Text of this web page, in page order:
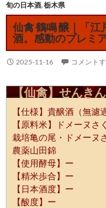
旬の日本酒,栃木県
仙禽 鶴鳴 醸｜「
酒。感動のプレミ
2025-11-16 コメント
【仙禽】せん
【仕様】貴醸酒（無濾
【原料米】ドメーヌさ
栽培亀の尾・ドメーヌ
農薬山田錦
【使用酵母】ー
【精米歩合】ー
【日本酒度】ー
【酸度】ー